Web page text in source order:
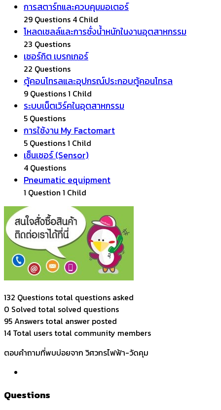
การสตาร์ทและควบคุมมอเตอร์
29 Questions 4 Child
โหลดเซลล์และการชั่งน้ำหนักในงานอุตสาหกรรม
23 Questions
เซอร์กิต เบรกเกอร์
22 Questions
ตู้คอนโทรลและอุปกรณ์ประกอบตู้คอนโทรล
9 Questions1 Child
ระบบเน็ตเวิร์คในอุตสาหกรรม
5 Questions
การใช้งาน My Factomart
5 Questions1 Child
เซ็นเซอร์ (Sensor)
4 Questions
Pneumatic equipment
1 Question 1 Child
132 Questions total questions asked
0 Solved total solved questions
95 Answers total answer posted
14 Total users total community members
ตอบคำถามที่พบบ่อยจาก วิศวกรไฟฟ้า-วัดคุม
Questions